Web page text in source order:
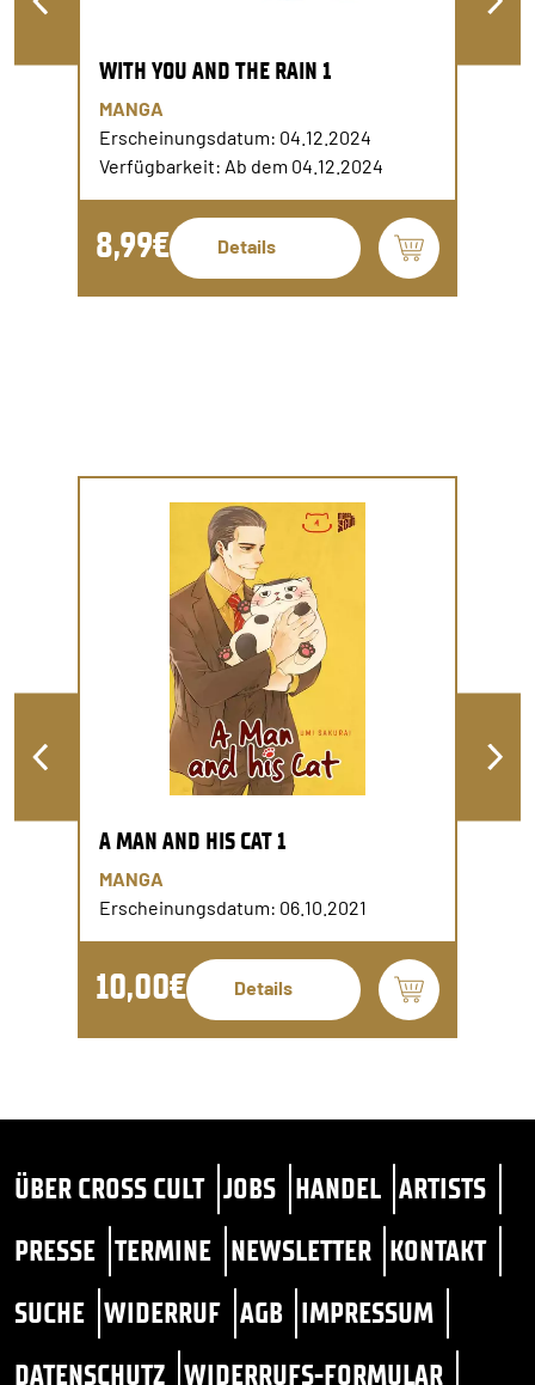
WITH YOU AND THE RAIN 1
MANGA
Erscheinungsdatum: 04.12.2024
Verfügbarkeit: Ab dem 04.12.2024
8,99€ Details
A MAN AND HIS CAT 1
MANGA
Erscheinungsdatum: 06.10.2021
10,00€ Details
ÜBER CROSS CULT JOBS HANDEL ARTISTS
PRESSE TERMINE NEWSLETTER KONTAKT
SUCHE WIDERRUF AGB IMPRESSUM
DATENSCHUTZ WIDERRUFS-FORMULAR